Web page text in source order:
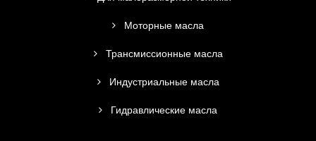
Моторные масла
Трансмиссионные масла
Индустриальные масла
Гидравлические масла